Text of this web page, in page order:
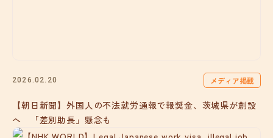
2026.02.20 メディア掲載
【朝日新聞】外国人の不法就労通報で報奨金、茨城県が創設
へ 「差別助長」懸念も